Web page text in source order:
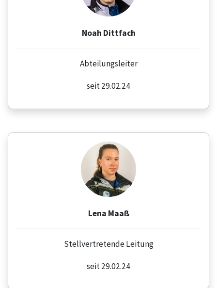
Noah Dittfach
Abteilungsleiter
seit 29.02.24
Lena Maaß
Stellvertretende Leitung
seit 29.02.24